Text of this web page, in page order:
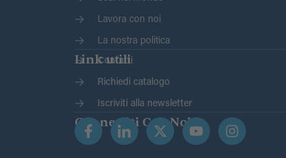
Lavora con noi
La nostra politica
Link utili
Contatti
Richiedi catalogo
Iscriviti alla newsletter
Connettiti Con Noi